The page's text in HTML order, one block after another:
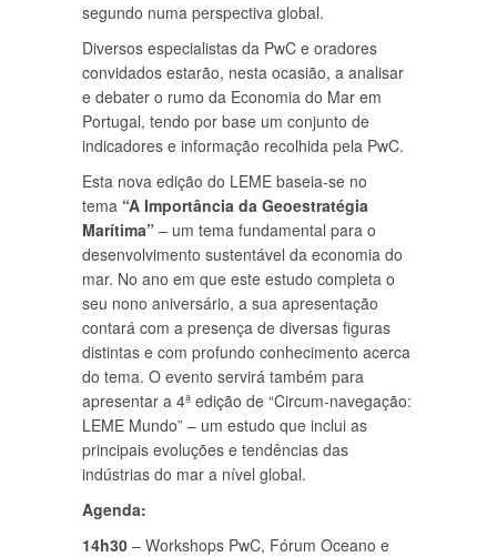
segundo numa perspectiva global.
Diversos especialistas da PwC e oradores
convidados estarão, nesta ocasião, a analisar
e debater o rumo da Economia do Mar em
Portugal, tendo por base um conjunto de
indicadores e informação recolhida pela PwC.
Esta nova edição do LEME baseia-se no
tema “A Importância da Geoestratégia
Marítima” – um tema fundamental para o
desenvolvimento sustentável da economia do
mar. No ano em que este estudo completa o
seu nono aniversário, a sua apresentação
contará com a presença de diversas figuras
distintas e com profundo conhecimento acerca
do tema. O evento servirá também para
apresentar a 4ª edição de “Circum-navegação:
LEME Mundo” – um estudo que inclui as
principais evoluções e tendências das
indústrias do mar a nível global.
Agenda:
14h30 – Workshops PwC, Fórum Oceano e